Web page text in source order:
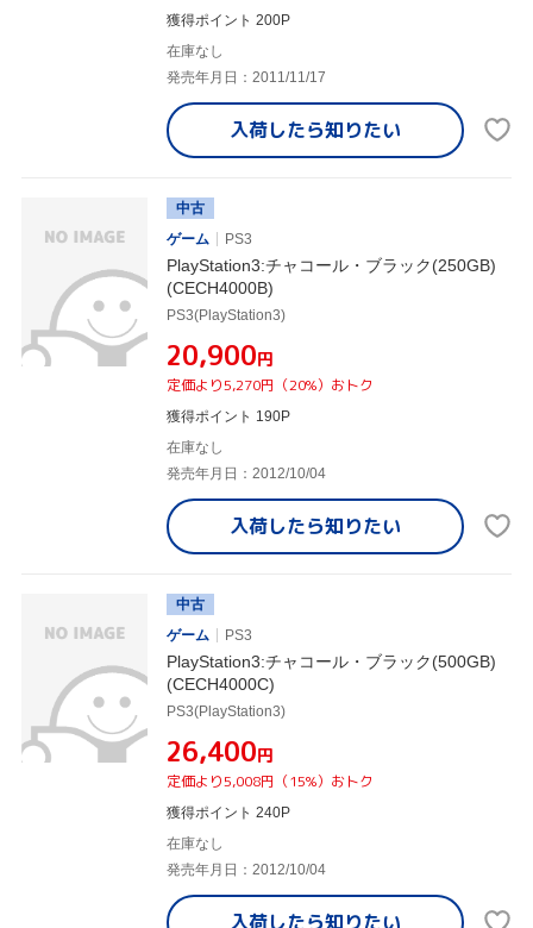
獲得ポイント 200P
在庫なし
発売年月日：2011/11/17
入荷したら知りたい
中古
ゲーム
PS3
PlayStation3:チャコール・ブラック(250GB)
(CECH4000B)
PS3(PlayStation3)
¥20,900円
定価より5,270円（20%）おトク
獲得ポイント 190P
在庫なし
発売年月日：2012/10/04
入荷したら知りたい
中古
ゲーム
PS3
PlayStation3:チャコール・ブラック(500GB)
(CECH4000C)
PS3(PlayStation3)
¥26,400円
定価より5,008円（15%）おトク
獲得ポイント 240P
在庫なし
発売年月日：2012/10/04
入荷したら知りたい